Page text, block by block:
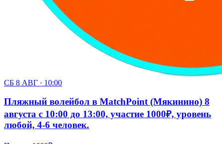
СБ 8 АВГ · 10:00
Пляжный волейбол в MatchPoint (Мякинино) 8
августа с 10:00 до 13:00, участие 1000₽, уровень
любой, 4-6 человек.